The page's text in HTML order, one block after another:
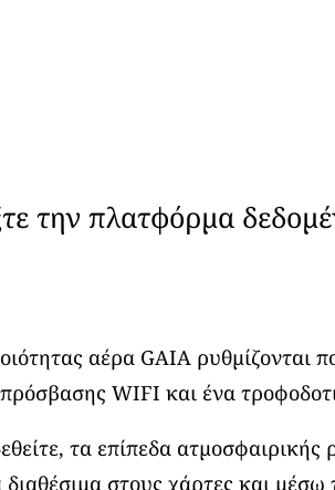
την πλατφόρμα
αέρα GAIA ρυθμίζονται
WIFI και ένα
τα επίπεδα
διαθέσιμα στους χάρτες και μέσω